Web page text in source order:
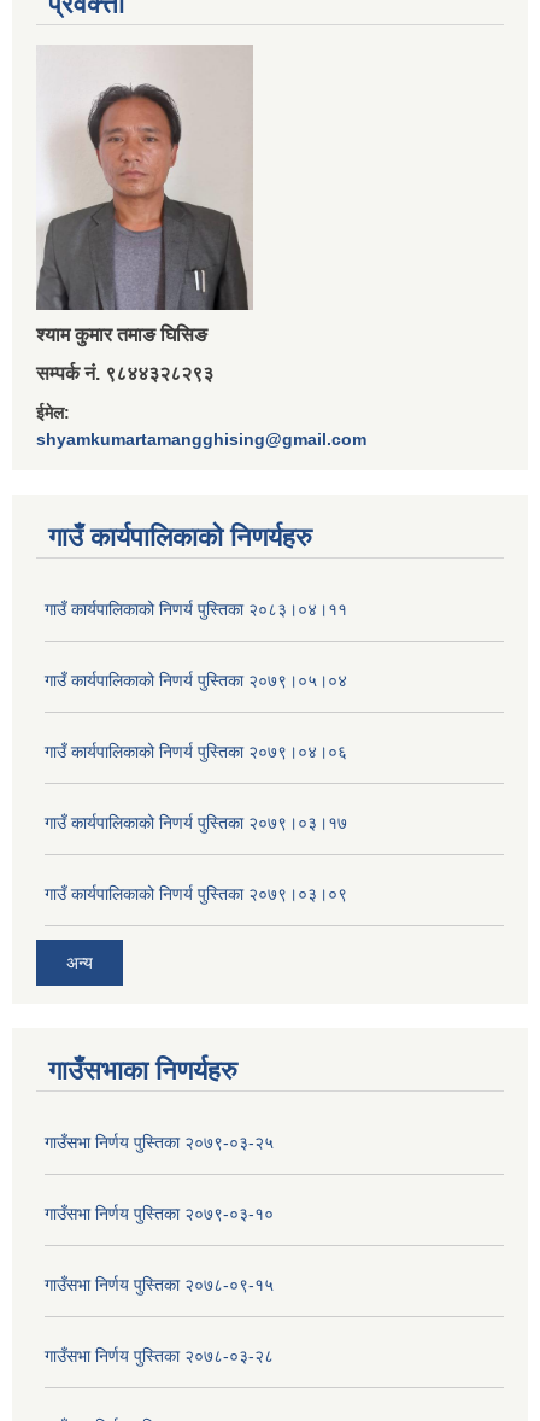
श्‍याम कुमार तमाङ घिसिङ
सम्पर्क नं. ९८४४३२८२९३
ईमेल:
shyamkumartamangghising@gmail.com
गाउँ कार्यपालिकाकाे निणर्यहरु
गाउँ कार्यपालिकाको निणर्य पुस्तिका २०८३।०४।११
गाउँ कार्यपालिकाको निणर्य पुस्तिका २०७९।०५।०४
गाउँ कार्यपालिकाको निणर्य पुस्तिका २०७९।०४।०६
गाउँ कार्यपालिकाको निणर्य पुस्तिका २०७९।०३।१७
गाउँ कार्यपालिकाको निणर्य पुस्तिका २०७९।०३।०९
अन्य
गाउँसभाका निणर्यहरु
गाउँसभा निर्णय पुस्तिका २०७९-०३-२५
गाउँसभा निर्णय पुस्तिका २०७९-०३-१०
गाउँसभा निर्णय पुस्तिका २०७८-०९-१५
गाउँसभा निर्णय पुस्तिका २०७८-०३-२८